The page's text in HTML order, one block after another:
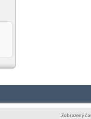
Zobrazený